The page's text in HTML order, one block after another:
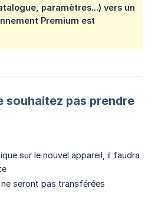
paramètres...) vers un
Premium est
souhaitez pas prendre
sur le nouvel appareil, il faudra
seront pas transférées